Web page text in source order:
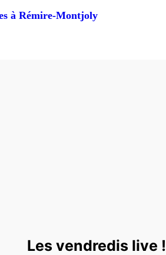
à Rémire-Montjoly
Les vendredis live !